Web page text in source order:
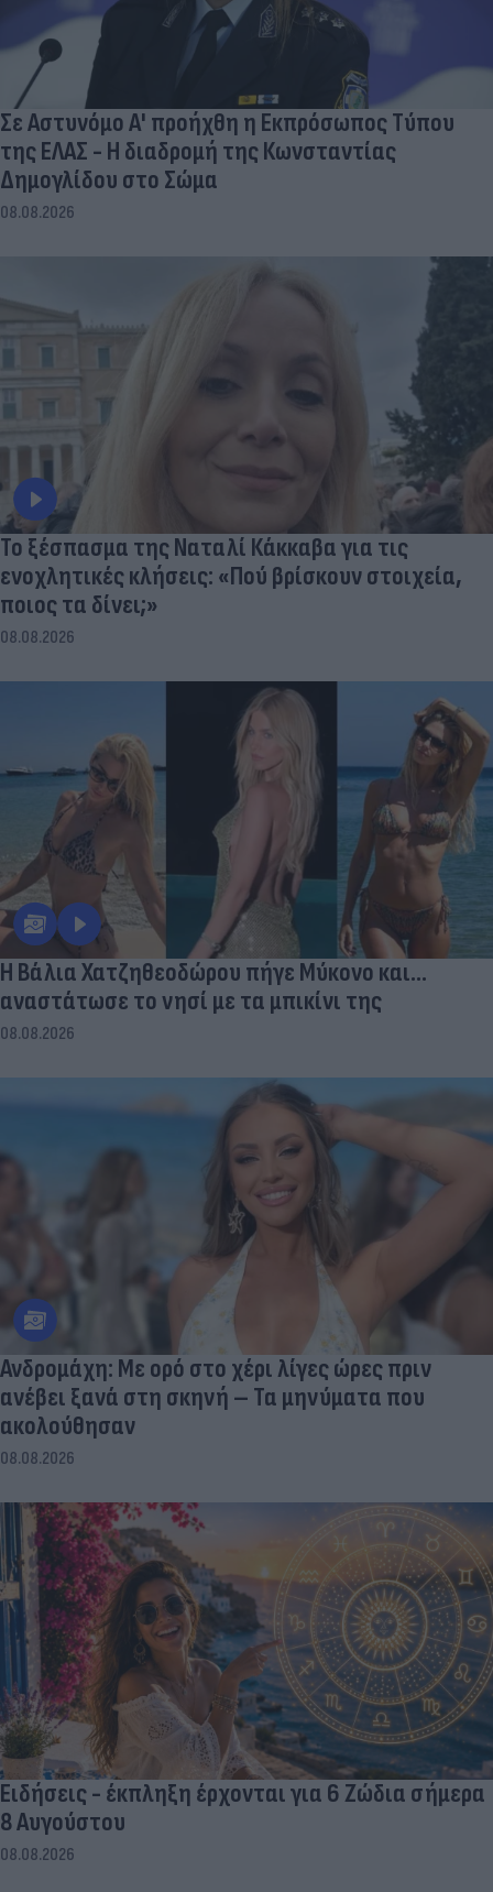
Σε Αστυνόμο Α' προήχθη η Εκπρόσωπος Τύπου
της ΕΛΑΣ - Η διαδρομή της Κωνσταντίας
Δημογλίδου στο Σώμα
08.08.2026
Το ξέσπασμα της Ναταλί Κάκκαβα για τις
ενοχλητικές κλήσεις: «Πού βρίσκουν στοιχεία,
ποιος τα δίνει;»
08.08.2026
Η Βάλια Χατζηθεοδώρου πήγε Μύκονο και...
αναστάτωσε το νησί με τα μπικίνι της
08.08.2026
Ανδρομάχη: Με ορό στο χέρι λίγες ώρες πριν
ανέβει ξανά στη σκηνή – Τα μηνύματα που
ακολούθησαν
08.08.2026
Ειδήσεις - έκπληξη έρχονται για 6 Ζώδια σήμερα
8 Αυγούστου
08.08.2026